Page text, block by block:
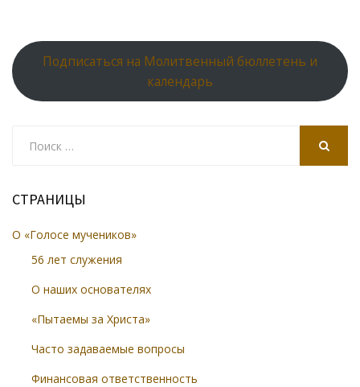
Подписаться на Молитвенный бюллетень и
календарь
СТРАНИЦЫ
О «Голосе мучеников»
56 лет служения
О наших основателях
«Пытаемы за Христа»
Часто задаваемые вопросы
Финансовая ответственность